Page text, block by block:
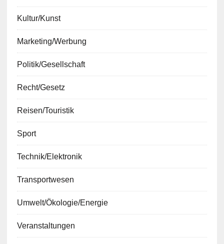
Kultur/Kunst
Marketing/Werbung
Politik/Gesellschaft
Recht/Gesetz
Reisen/Touristik
Sport
Technik/Elektronik
Transportwesen
Umwelt/Ökologie/Energie
Veranstaltungen